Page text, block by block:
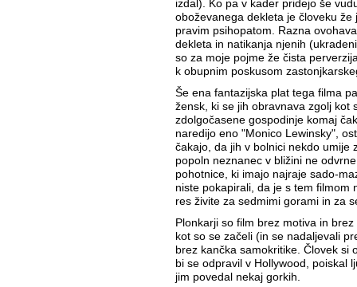
izdal). Ko pa v kader pridejo še
oboževanega dekleta je človeku
pravim psihopatom. Razna
dekleta in natikanja njenih
so za moje pojme že čista
k obupnim poskusom
Še ena fantazijska plat tega filma
žensk, ki se jih obravnava zgolj kot
zdolgočasene gospodinje komaj
naredijo eno "Monico Lewinsky",
čakajo, da jih v bolnici nekdo umije
popoln neznanec v bližini ne
pohotnice, ki imajo najraje sado-
niste pokapirali, da je s tem filmom
res živite za sedmimi gorami in za
Plonkarji so film brez motiva in
kot so se začeli (in se nadaljevali
brez kančka samokritike. Človek si
bi se odpravil v Hollywood, poiskal
jim povedal nekaj gorkih.